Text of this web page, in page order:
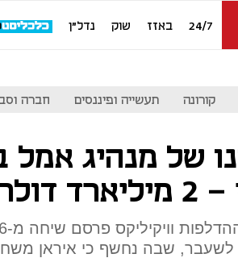
24/7 באזז שוק נדל"ן
קורונה תעשייה ופיננסים חברה
של מנהיג אמל
דולר"
לשעבר, שבה נחשף כי איראן